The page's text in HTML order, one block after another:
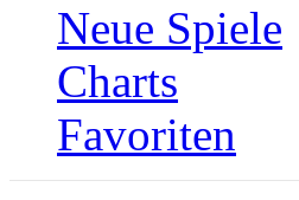
Neue Spiele
Charts
Favoriten